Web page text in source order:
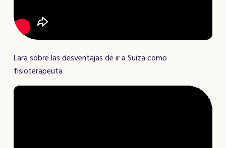
Lara sobre las desventajas de ir a Suiza como
fisioterapeuta